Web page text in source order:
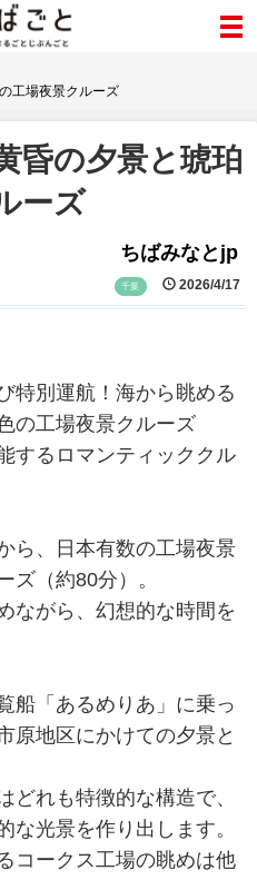
工場夜景クルーズ
昏の夕景と琥珀
ーズ
ちばみなとjp
千葉 2026/4/17
特別運航！海から眺める
の工場夜景クルーズ
するロマンティッククル
ら、日本有数の工場夜景
ズ（約80分）。
ながら、幻想的な時間を
船「あるめりあ」に乗っ
原地区にかけての夕景と
どれも特徴的な構造で、
な光景を作り出します。
コークス工場の眺めは他